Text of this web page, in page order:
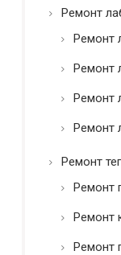
Ремонт
Ремонт
Ремонт
Ремонт
Ремонт
Ремонт
Ремонт
Ремонт
Ремонт